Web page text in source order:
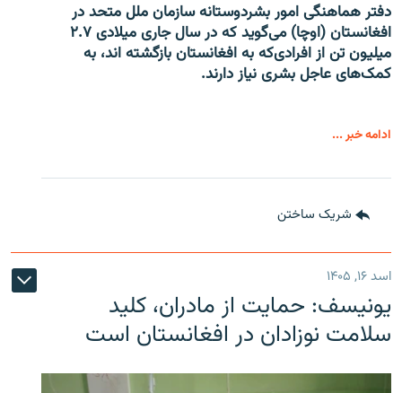
دفتر هماهنگی امور بشردوستانه سازمان ملل متحد در
افغانستان (اوچا) می‌گوید که در سال جاری میلادی ۲.۷
میلیون تن از افرادی‌که به افغانستان بازگشته اند، به
کمک‌های عاجل بشری نیاز دارند.
ادامه خبر ...
شریک ساختن
اسد ۱۶, ۱۴۰۵
یونیسف: حمایت از مادران، کلید
سلامت نوزادان در افغانستان است